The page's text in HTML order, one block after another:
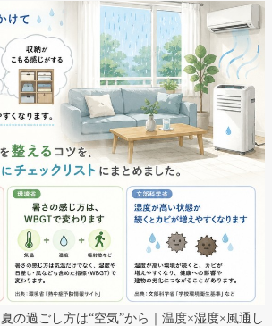
の過ごし方は“空気”から｜温度×湿度×風通し